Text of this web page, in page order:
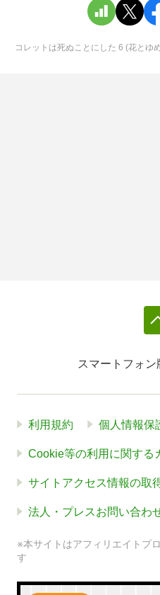
コレットは死ぬことにした 6 (花とゆ
スマートフォン
利用規約 個人情報保
Cookie等の利用に関する
サイトアクセス情報の取
法人・プレスお問い合わ
※本サイトはアフィリエイトプ
す